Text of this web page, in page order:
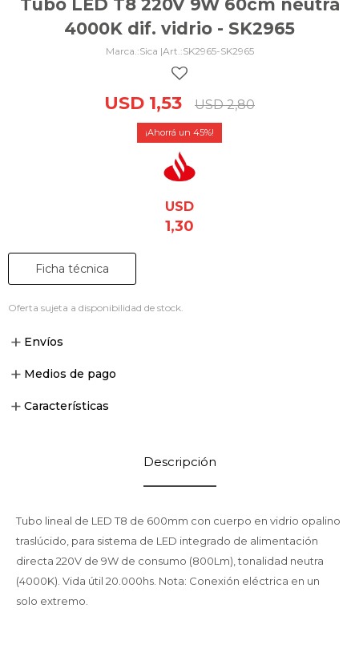
Tubo LED T8 220V 9W 60cm neutra
4000K dif. vidrio - SK2965
Sica | SK2965-SK2965
USD 1,53 USD 2,80
45
USD
1,30
Ficha técnica
Oferta sujeta a disponibilidad de stock.
Envíos
Medios de pago
Características
Descripción
Tubo lineal de LED T8 de 600mm con cuerpo en vidrio opalino
traslúcido, para sistema de LED integrado de alimentación
directa 220V de 9W de consumo (800Lm), tonalidad neutra
(4000K). Vida útil 20.000hs. Nota: Conexión eléctrica en un
solo extremo.